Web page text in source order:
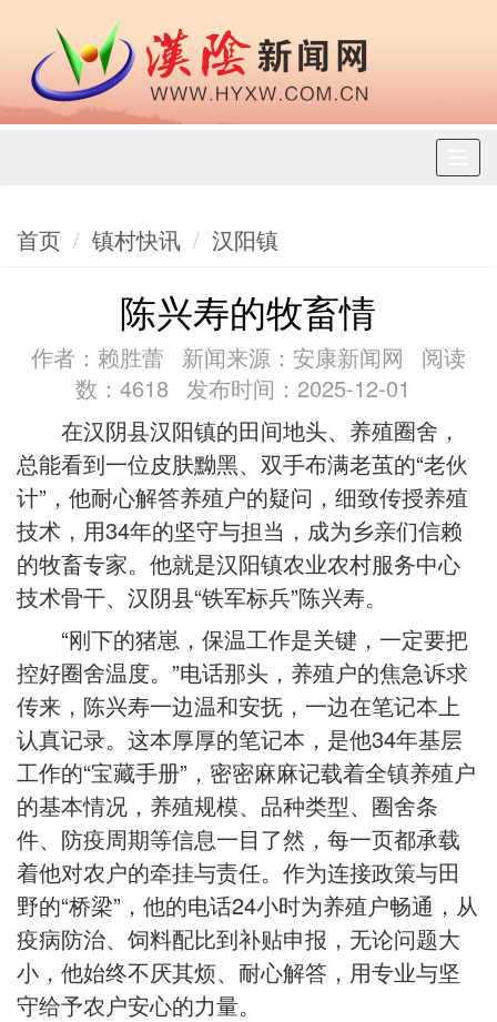
首页 镇村快讯 汉阳镇
陈兴寿的牧畜情
作者：赖胜蕾 新闻来源：安康新闻网
阅读
数：4618 发布时间：2025-12-01
在汉阴县汉阳镇的田间地头、养殖圈舍，
总能看到一位皮肤黝黑、双手布满老茧的“老伙
计”，他耐心解答养殖户的疑问，细致传授养殖
技术，用34年的坚守与担当，成为乡亲们信赖
的牧畜专家。他就是汉阳镇农业农村服务中心
技术骨干、汉阴县“铁军标兵”陈兴寿。
“刚下的猪崽，保温工作是关键，一定要把
控好圈舍温度。”电话那头，养殖户的焦急诉求
传来，陈兴寿一边温和安抚，一边在笔记本上
认真记录。这本厚厚的笔记本，是他34年基层
工作的“宝藏手册”，密密麻麻记载着全镇养殖户
的基本情况，养殖规模、品种类型、圈舍条
件、防疫周期等信息一目了然，每一页都承载
着他对农户的牵挂与责任。作为连接政策与田
野的“桥梁”，他的电话24小时为养殖户畅通，从
疫病防治、饲料配比到补贴申报，无论问题大
小，他始终不厌其烦、耐心解答，用专业与坚
守给予农户安心的力量。